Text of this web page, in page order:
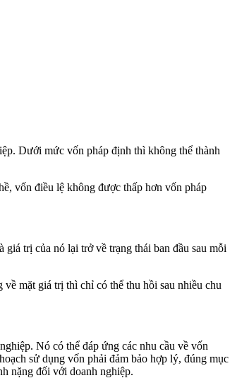
Dưới mức vốn pháp định thì không thể thành
vốn điều lệ không được thấp hơn vốn pháp
trị của nó lại trở về trạng thái ban đầu sau mỗi
mặt giá trị thì chỉ có thể thu hồi sau nhiều chu
Nó có thể đáp ứng các nhu cầu về vốn
sử dụng vốn phải đảm bảo hợp lý, đúng mục
nặng đối với doanh nghiệp.